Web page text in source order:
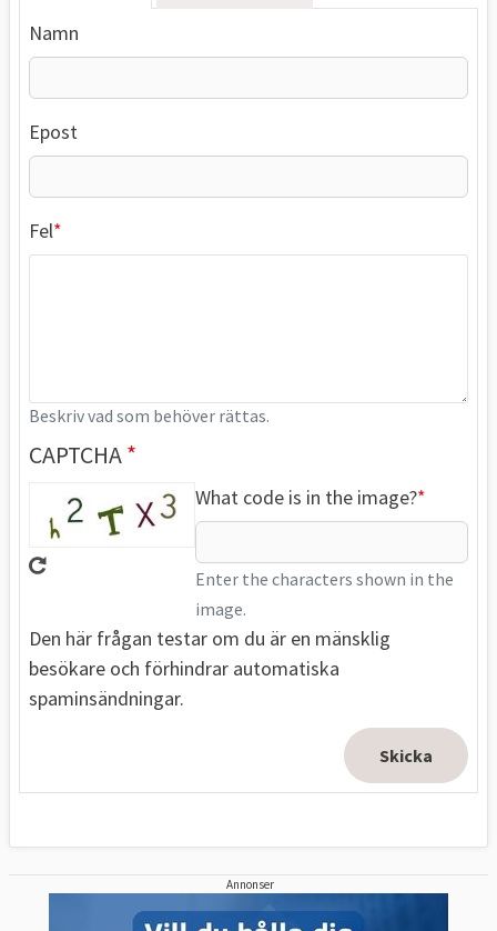
Namn
Epost
Fel
Beskriv vad som behöver rättas.
CAPTCHA
What code is in the image?
Enter the characters shown in the
image.
Den här frågan testar om du är en mänsklig
besökare och förhindrar automatiska
spaminsändningar.
Annonser